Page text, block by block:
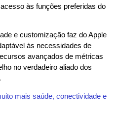
às funções preferidas do
e customização faz do Apple
às necessidades de
avançados de métricas
no verdadeiro aliado dos
mais saúde, conectividade e